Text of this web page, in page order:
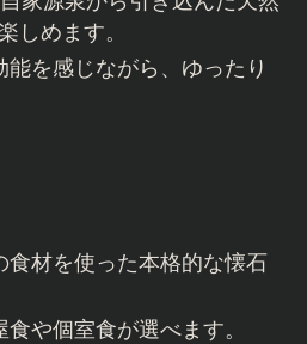
しめます。
能を感じながら、ゆったり
食材を使った本格的な懐石
食や個室食が選べます。